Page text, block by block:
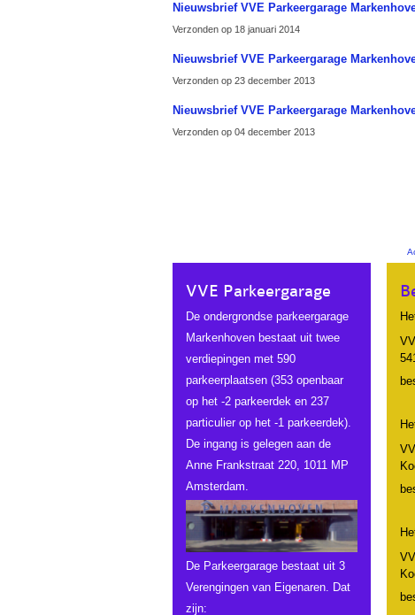
Nieuwsbrief VVE Parkeergarage
Verzonden op 18 januari 2014
Nieuwsbrief VVE Parkeergarage
Verzonden op 23 december 2013
Nieuwsbrief VVE Parkeergarage
Verzonden op 04 december 2013
VVE Parkeergarage
De ondergrondse parkeergarage
Markenhoven bestaat uit twee
verdiepingen met 590
parkeerplaatsen (353 openbaar
op het -2 parkeerdek en 237
particulier op het -1 parkeerdek).
De ingang is gelegen aan de
Anne Frankstraat 220, 1011 MP
Amsterdam.
De Parkeergarage bestaat uit 3
Verengingen van Eigenaren. Dat
zijn: